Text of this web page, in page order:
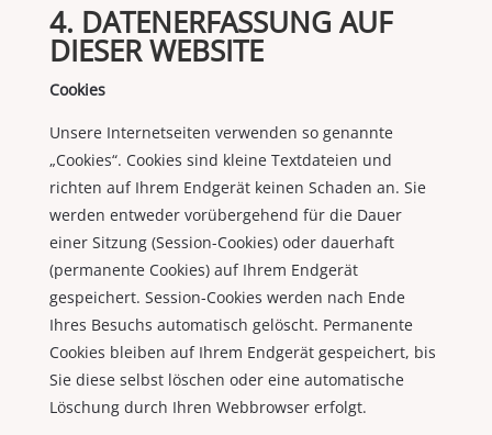
4. DATENERFASSUNG AUF
DIESER WEBSITE
Cookies
Unsere Internetseiten verwenden so genannte
„Cookies“. Cookies sind kleine Textdateien und
richten auf Ihrem Endgerät keinen Schaden an. Sie
werden entweder vorübergehend für die Dauer
einer Sitzung (Session-Cookies) oder dauerhaft
(permanente Cookies) auf Ihrem Endgerät
gespeichert. Session-Cookies werden nach Ende
Ihres Besuchs automatisch gelöscht. Permanente
Cookies bleiben auf Ihrem Endgerät gespeichert, bis
Sie diese selbst löschen oder eine automatische
Löschung durch Ihren Webbrowser erfolgt.